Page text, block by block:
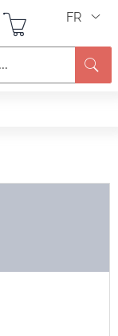
FR